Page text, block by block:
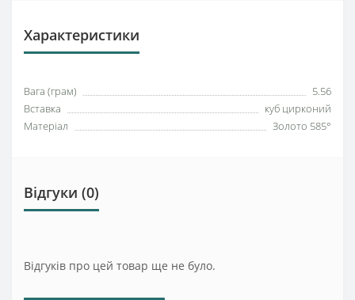
Характеристики
Вага (грам)
5.56
Вставка
куб цирконий
Матеріал
Золото 585°
Відгуки (0)
Відгуків про цей товар ще не було.